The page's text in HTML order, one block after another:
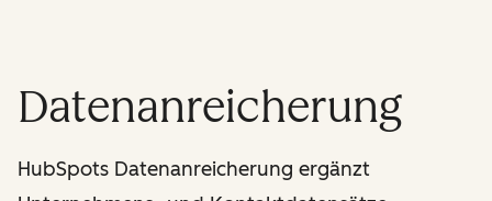
Datenanreicherung
HubSpots Datenanreicherung ergänzt